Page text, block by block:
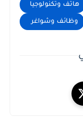
هاتف وتكنولوجيا
وظائف وشواغر